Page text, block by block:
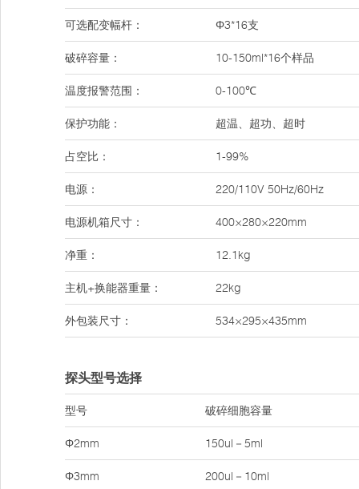
可选配变幅杆： Φ3*16支
破碎容量： 10-150ml*16个样品
温度报警范围： 0-100℃
保护功能： 超温、超功、超时
占空比： 1-99%
电源： 220/110V 50Hz/60Hz
电源机箱尺寸： 400×280×220mm
净重： 12.1kg
主机+换能器重量： 22kg
外包装尺寸： 534×295×435mm
探头型号选择
型号 破碎细胞容量
Φ2mm 150ul－5ml
Φ3mm 200ul－10ml